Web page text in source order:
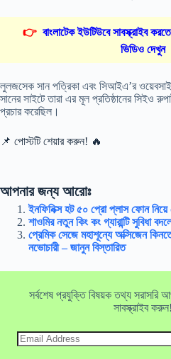
👉 বাংলাটেক ইউটিউবে সাবস্ক্রাইব
ভিডিও দেখুন
লুলজসেক সান পত্রিকা এবং সিআইএ’র
সানের সাইটে তারা এর মূল প্রতিষ্ঠানের সিইও
প্রচার করেছিল।
📌 পোস্টটি শেয়ার করুন! 🔥
আপনার জন্য আরোঃ
ইনফিনিক্স হট ৫০ প্রো প্লাস ফোন
শাওমির নতুন কিং কং গ্যারান্টি সুবিধা
প্রেমিক সেজে মহাশূন্যে অক্সিজেন
নভোচারী – জানুন বিস্তারিত
সর্বশেষ প্রযুক্তি বিষয়ক তথ্য সরাসরি
সাবস্ক্রাইব করুন!
Email
Address